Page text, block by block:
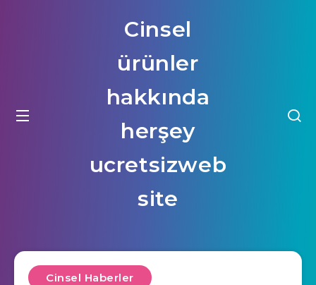
Cinsel
ürünler
hakkında
herşey
ucretsizweb
site
Cinsel Haberler